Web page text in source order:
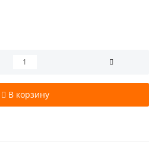
В корзину